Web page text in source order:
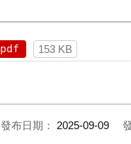
pdf 153 KB
發布日期： 2025-09-09